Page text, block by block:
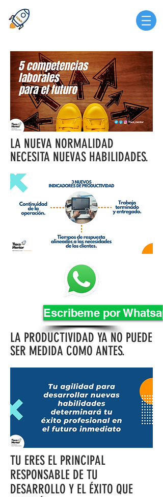
LA NUEVA NORMALIDAD
NECESITA NUEVAS HABILIDADES.
Escribeme por
LA PRODUCTIVIDAD YA NO PUEDE
SER MEDIDA COMO ANTES.
TU ERES EL PRINCIPAL
RESPONSABLE DE TU
DESARROLLO Y EL ÉXITO QUE